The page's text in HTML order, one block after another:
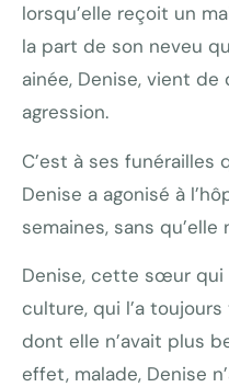
lorsqu’elle reçoit un
la part de son neveu
ainée, Denise, vient
agression.
C’est à ses funérailles
Denise a agonisé à
semaines, sans qu’elle
Denise, cette sœur qui
culture, qui l’a
dont elle n’avait plus
effet, malade, Denise